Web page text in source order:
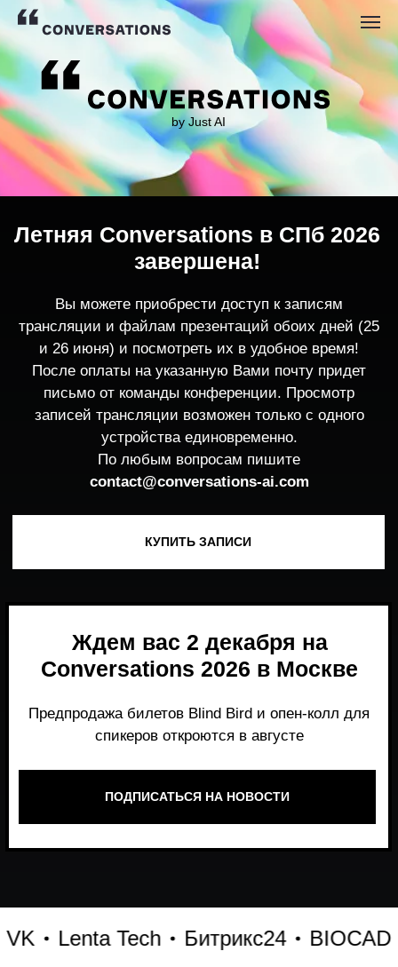
by Just AI
трансляции и файлам презентаций обоих дней (25
После оплаты на указанную Вами почту придет
записей трансляции возможен только с одного
устройства единовременно.
По любым вопросам пишите
contact@conversations-ai.co m
Летняя Conversations в СПб 2026
завершена!
Ждем вас 2 декабря на
Conversations 2026 в Москве
ПОДПИСАТЬСЯ НА НОВОСТИ
Lenta Tech Битрикс24 BIOCAD
Место, где можно получить честный,
работает и формирует рынок генеративного